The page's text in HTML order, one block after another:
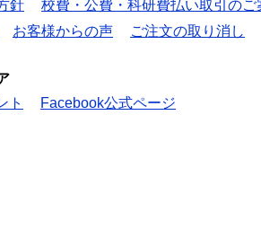
針
校費・公費・科研費払い取引のご
お客様からの声 ご注文の取り消し
ト
Facebook公式ページ